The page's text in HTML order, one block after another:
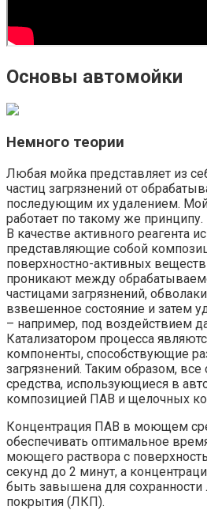
Основы автомойки
Немного теории
Любая мойка представляет из
частиц загрязнений от
последующим их удалением.
работает по такому же принципу.
В качестве активного реагента
представляющие собой
поверхностно-активных
проникают между
частицами загрязнений,
взвешенное состояние и затем
– например, под воздействием
Катализатором процесса
компоненты, способствующие
загрязнений. Таким образом,
средства, использующиеся в
композицией ПАВ и щелочных
Концентрация ПАВ в моющем
обеспечивать оптимальное
моющего раствора с
секунд до 2 минут, а
быть завышена для сохранности
покрытия (ЛКП).